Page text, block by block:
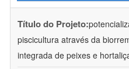
Título do Projeto:
piscicultura através da
integrada de peixes e